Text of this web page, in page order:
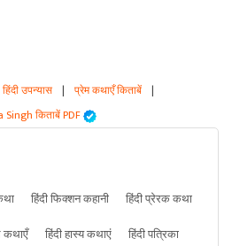
हिंदी उपन्यास | प्रेम कथाएँ किताबें |
Singh किताबें PDF
हिंदी फिक्शन कहानी
हिंदी प्रेरक कथा
कथाएँ हिंदी हास्य कथाएं
हिंदी पत्रिका